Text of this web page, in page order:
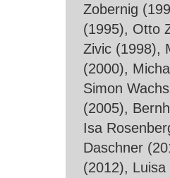
Zobernig
(1995), Otto
Zivic (1998),
(2000),
Simon
(2005),
Isa
Daschner
(2012),